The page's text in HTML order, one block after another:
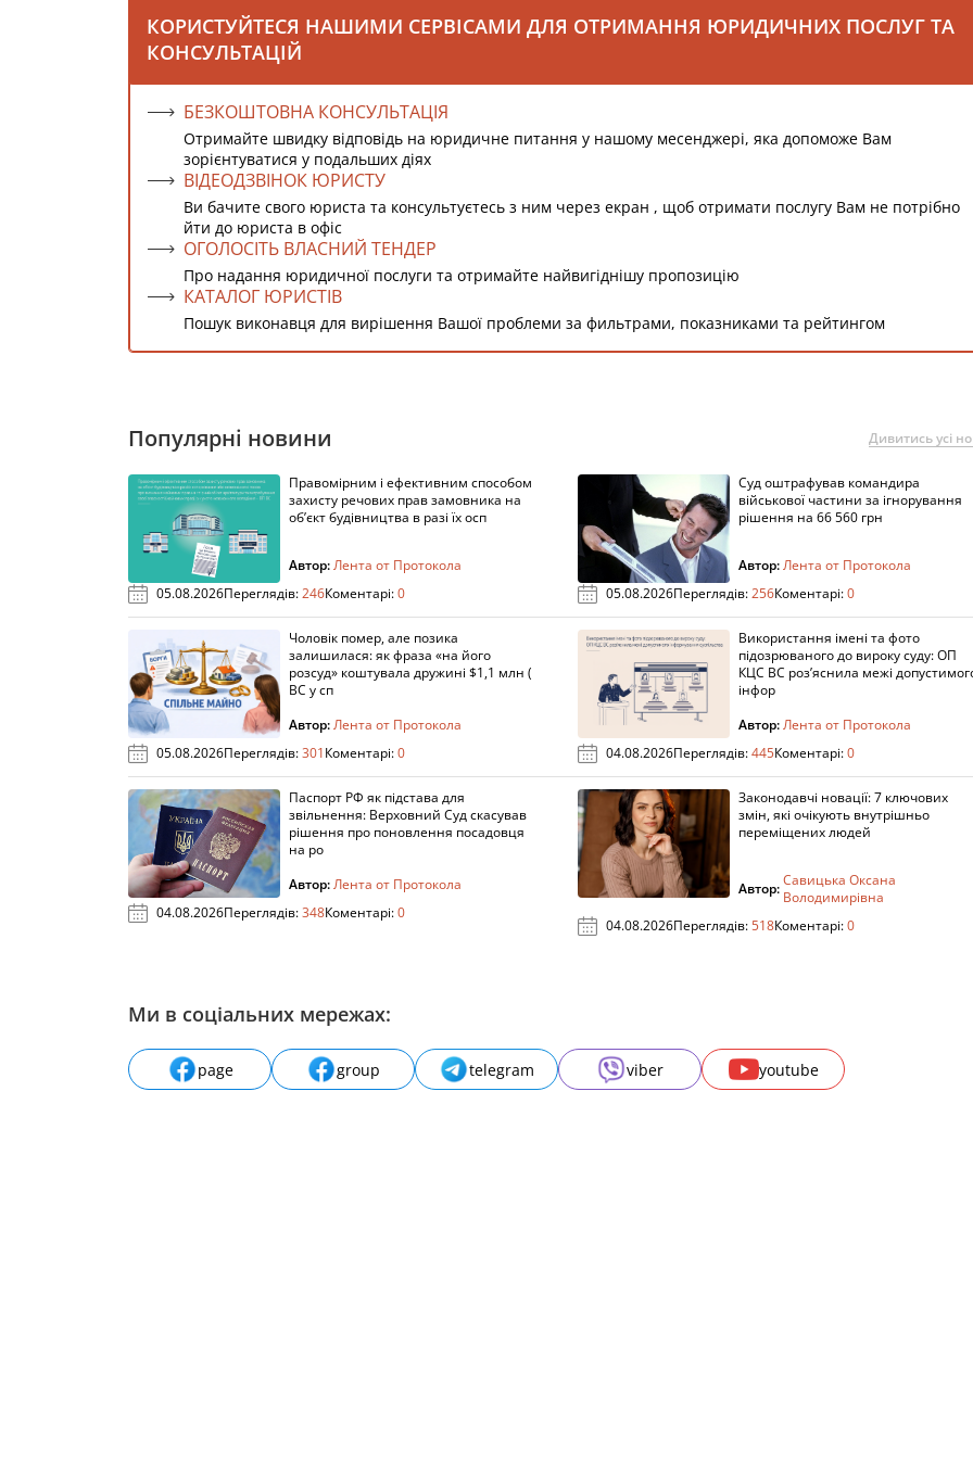
КОРИСТУЙТЕСЯ НАШИМИ СЕРВІСАМИ ДЛЯ ОТРИМАННЯ ЮРИДИЧНИХ ПОСЛУГ ТА
КОНСУЛЬТАЦІЙ
БЕЗКОШТОВНА КОНСУЛЬТАЦІЯ
Отримайте швидку відповідь на юридичне питання у нашому месенджері, яка допоможе Вам
зорієнтуватися у подальших діях
ВІДЕОДЗВІНОК ЮРИСТУ
Ви бачите свого юриста та консультуєтесь з ним через екран , щоб отримати послугу Вам не потрібно
йти до юриста в офіс
ОГОЛОСІТЬ ВЛАСНИЙ ТЕНДЕР
Про надання юридичної послуги та отримайте найвигіднішу пропозицію
КАТАЛОГ ЮРИСТІВ
Пошук виконавця для вирішення Вашої проблеми за фильтрами, показниками та рейтингом
Популярні новини Дивитись усі
Правомірним і ефективним способом
захисту речових прав замовника на
об’єкт будівництва в разі їх осп
Автор:Лента от Протокола
05.08.2026Переглядів:246Коментарі:0
Суд оштрафував командира
військової частини за ігнорування
рішення на 66 560 грн
Автор:Лента от Протокола
05.08.2026Переглядів:256Коментарі:0
Чоловік помер, але позика
залишилася: як фраза «на його
розсуд» коштувала дружині $1,1 млн (
ВС у сп
Автор:Лента от Протокола
05.08.2026Переглядів:301Коментарі:0
Використання імені та фото
підозрюваного до вироку суду: ОП
КЦС ВС роз’яснила межі
інфор
Автор:Лента от Протокола
04.08.2026Переглядів:445Коментарі:0
Паспорт РФ як підстава для
звільнення: Верховний Суд скасував
рішення про поновлення посадовця
на ро
Автор:Лента от Протокола
04.08.2026Переглядів:348Коментарі:0
Законодавчі новації: 7 ключових
змін, які очікують внутрішньо
переміщених людей
Автор:Савицька Оксана
Володимирівна
04.08.2026Переглядів:518Коментарі:0
Ми в соціальних мережах:
page group telegram viber youtube